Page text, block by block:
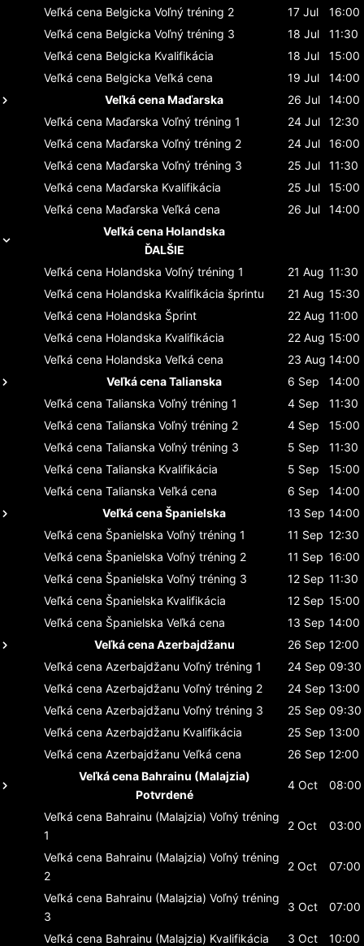
Veľká cena Belgicka Voľný tréning 2 17 Jul
16:00
Veľká cena Belgicka Voľný tréning 3 18 Jul
11:30
Veľká cena Belgicka Kvalifikácia 18 Jul
15:00
Veľká cena Belgicka Veľká cena 19 Jul
14:00
Veľká cena Maďarska
26 Jul
14:00
Veľká cena Maďarska Voľný tréning 1 24 Jul
12:30
Veľká cena Maďarska Voľný tréning 2 24 Jul
16:00
Veľká cena Maďarska Voľný tréning 3 25 Jul
11:30
Veľká cena Maďarska Kvalifikácia 25 Jul
15:00
Veľká cena Maďarska Veľká cena 26 Jul
14:00
Veľká cena Holandska
ĎALŠIE
Veľká cena Holandska Voľný tréning 1 21 Aug 11:30
Veľká cena Holandska Kvalifikácia šprintu 21 Aug 15:30
Veľká cena Holandska Šprint 22 Aug 11:00
Veľká cena Holandska Kvalifikácia 22 Aug 15:00
Veľká cena Holandska Veľká cena 23 Aug 14:00
Veľká cena Talianska
6 Sep
14:00
Veľká cena Talianska Voľný tréning 1 4 Sep
11:30
Veľká cena Talianska Voľný tréning 2 4 Sep
15:00
Veľká cena Talianska Voľný tréning 3 5 Sep
11:30
Veľká cena Talianska Kvalifikácia 5 Sep
15:00
Veľká cena Talianska Veľká cena 6 Sep
14:00
Veľká cena Španielska
13 Sep 14:00
Veľká cena Španielska Voľný tréning 1 11 Sep 12:30
Veľká cena Španielska Voľný tréning 2 11 Sep 16:00
Veľká cena Španielska Voľný tréning 3 12 Sep 11:30
Veľká cena Španielska Kvalifikácia 12 Sep 15:00
Veľká cena Španielska Veľká cena 13 Sep 14:00
Veľká cena Azerbajdžanu
26 Sep 12:00
Veľká cena Azerbajdžanu Voľný tréning 1 24 Sep 09:30
Veľká cena Azerbajdžanu Voľný tréning 2 24 Sep 13:00
Veľká cena Azerbajdžanu Voľný tréning 3 25 Sep 09:30
Veľká cena Azerbajdžanu Kvalifikácia 25 Sep 13:00
Veľká cena Azerbajdžanu Veľká cena 26 Sep 12:00
Veľká cena Bahrainu (Malajzia)
Potvrdené
4 Oct 08:00
Veľká cena Bahrainu (Malajzia) Voľný tréning
1
2 Oct 03:00
Veľká cena Bahrainu (Malajzia) Voľný tréning
2
2 Oct 07:00
Veľká cena Bahrainu (Malajzia) Voľný tréning
3
3 Oct 07:00
Veľká cena Bahrainu (Malajzia) Kvalifikácia 3 Oct
10:00